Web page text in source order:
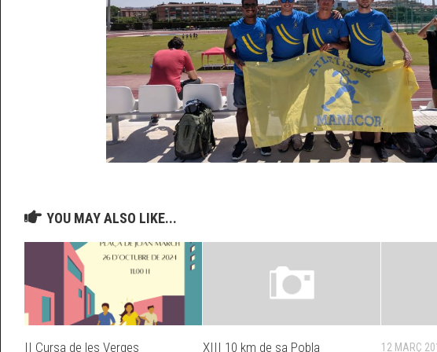
YOU MAY ALSO LIKE...
II Cursa de les Verges XIII 10 km de sa Pobla 12 MARÇ